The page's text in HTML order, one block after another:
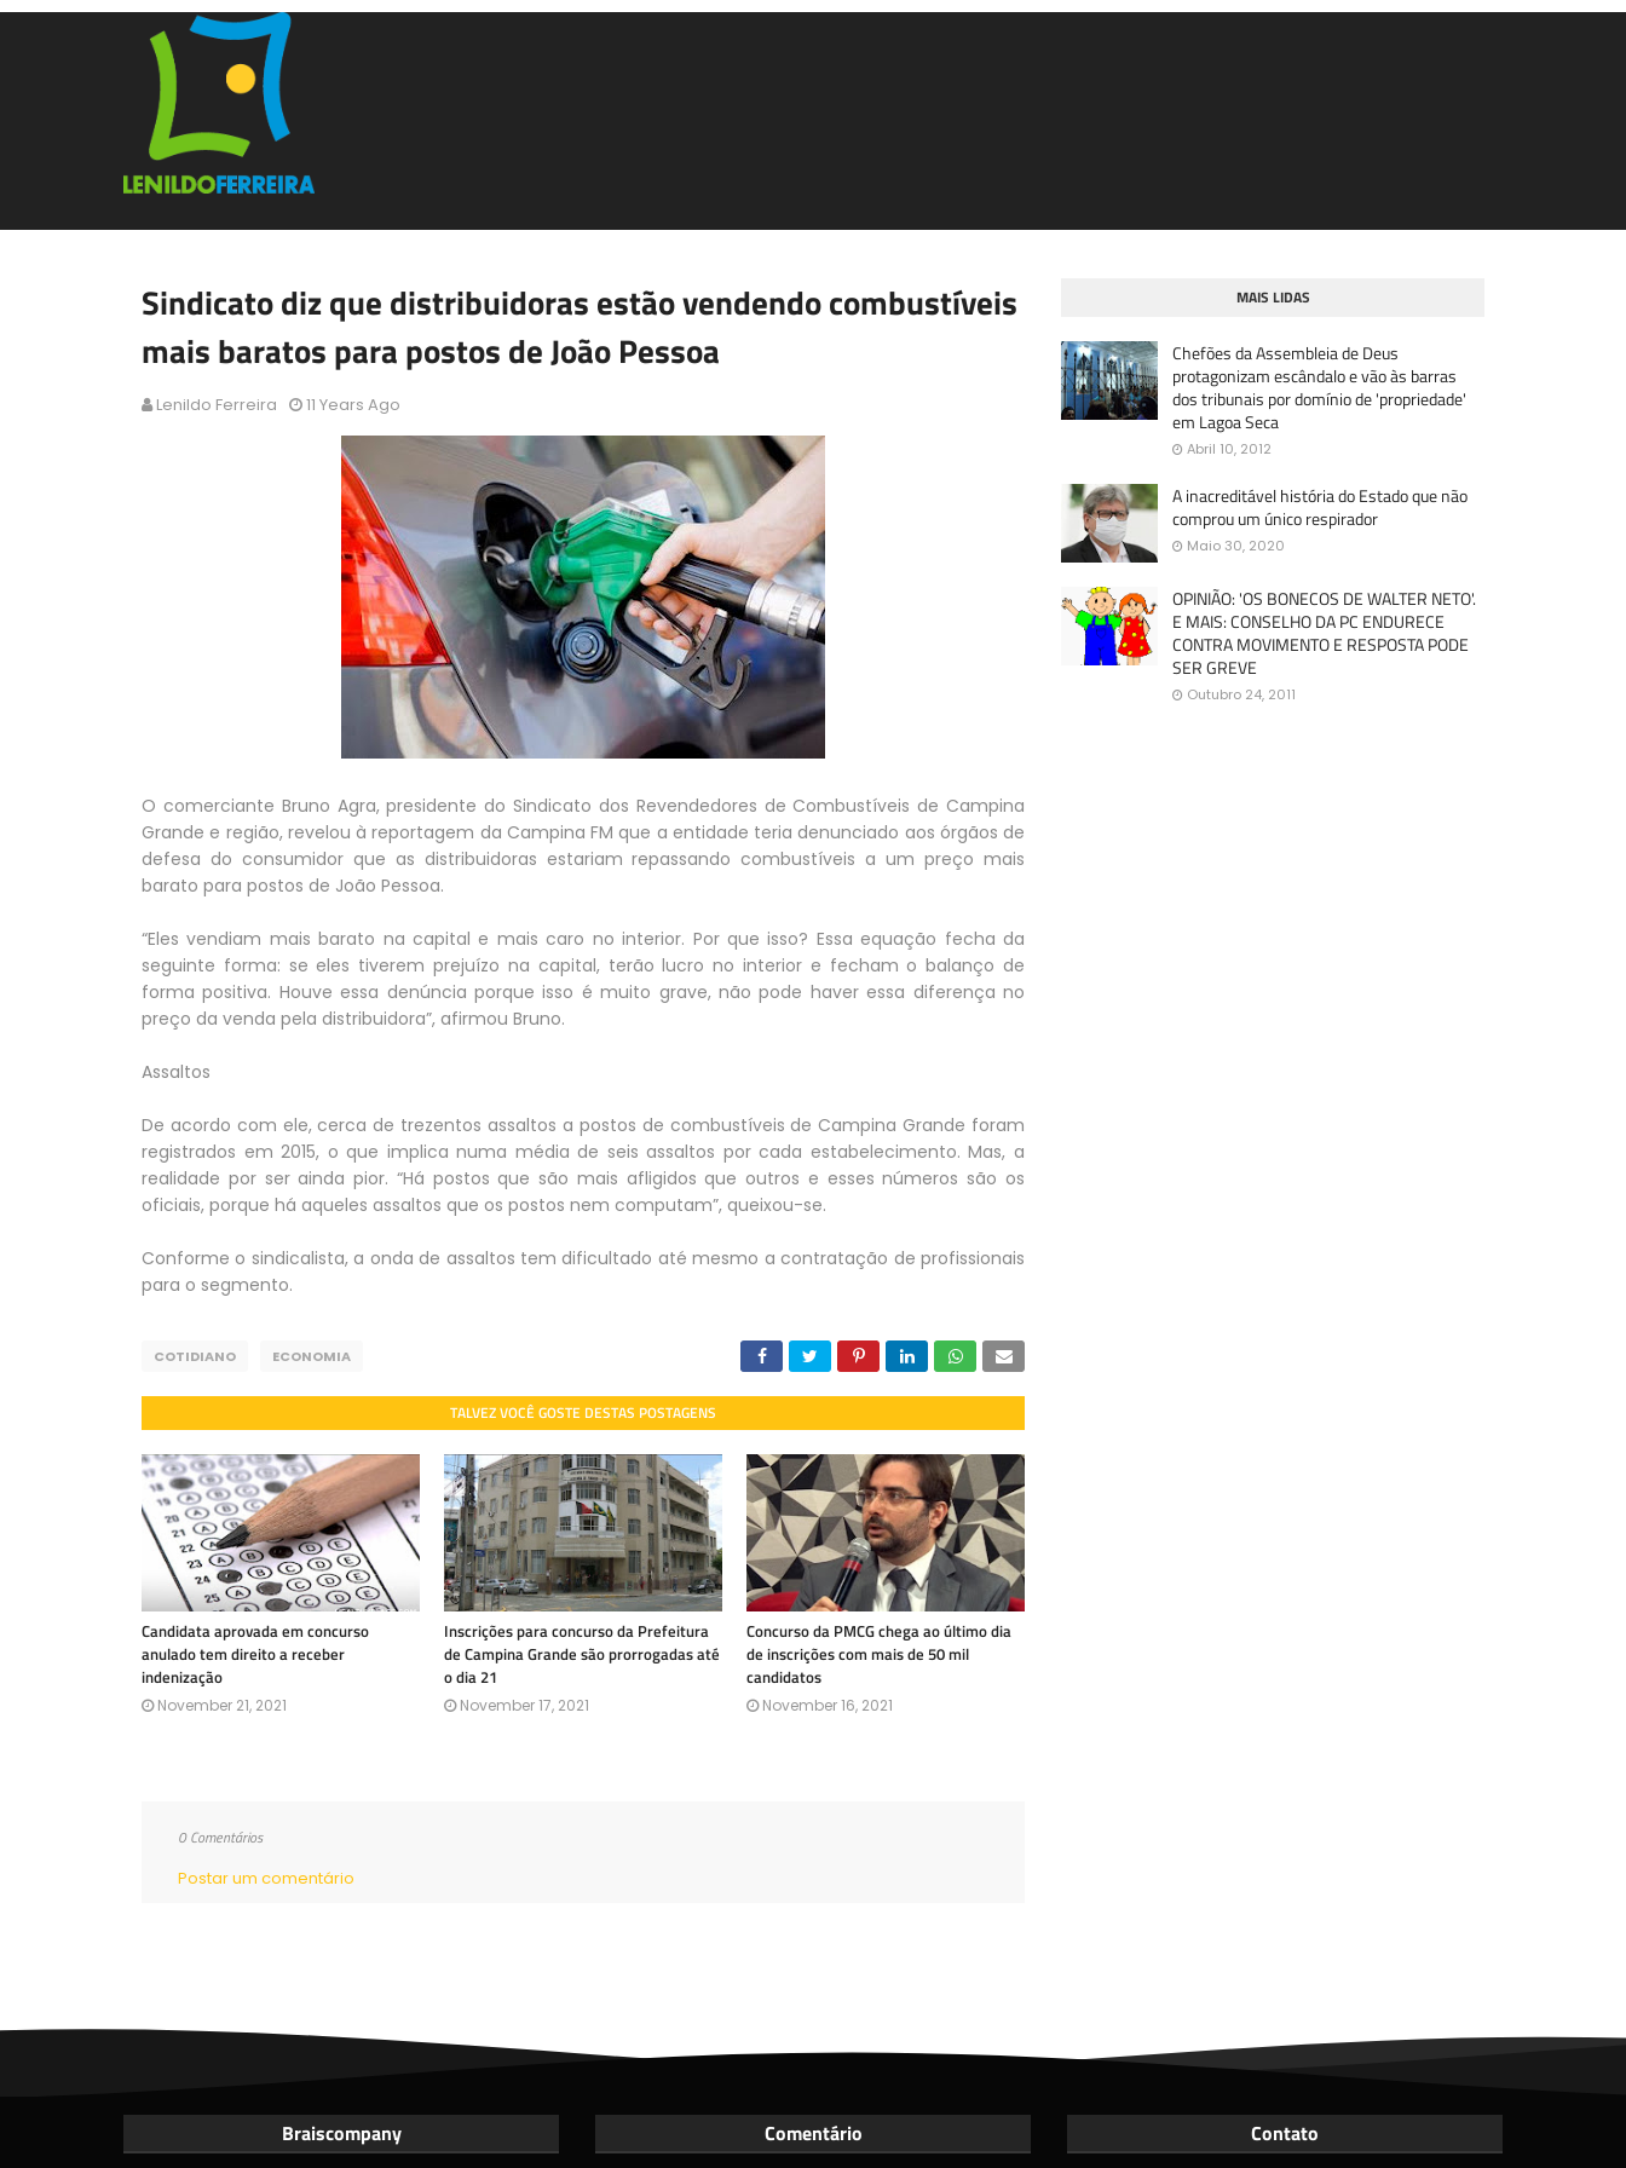
Sindicato diz que distribuidoras estão vendendo combustíveis
mais baratos para postos de João Pessoa
Lenildo Ferreira 11 Years Ago
O comerciante Bruno Agra, presidente do Sindicato dos Revendedores de Combustíveis de Campina
Grande e região, revelou à reportagem da Campina FM que a entidade teria denunciado aos órgãos de
defesa do consumidor que as distribuidoras estariam repassando combustíveis a um preço mais
barato para postos de João Pessoa.
“Eles vendiam mais barato na capital e mais caro no interior. Por que isso? Essa equação fecha da
seguinte forma: se eles tiverem prejuízo na capital, terão lucro no interior e fecham o balanço de
forma positiva. Houve essa denúncia porque isso é muito grave, não pode haver essa diferença no
preço da venda pela distribuidora”, afirmou Bruno.
Assaltos
De acordo com ele, cerca de trezentos assaltos a postos de combustíveis de Campina Grande foram
registrados em 2015, o que implica numa média de seis assaltos por cada estabelecimento. Mas, a
realidade por ser ainda pior. “Há postos que são mais afligidos que outros e esses números são os
oficiais, porque há aqueles assaltos que os postos nem computam”, queixou-se.
Conforme o sindicalista, a onda de assaltos tem dificultado até mesmo a contratação de profissionais
para o segmento.
COTIDIANO ECONOMIA
TALVEZ VOCÊ GOSTE DESTAS POSTAGENS
Candidata aprovada em concurso
anulado tem direito a receber
indenização
November 21, 2021
Inscrições para concurso da Prefeitura
de Campina Grande são prorrogadas até
o dia 21
November 17, 2021
Concurso da PMCG chega ao último dia
de inscrições com mais de 50 mil
candidatos
November 16, 2021
0 Comentários
Postar um comentário
MAIS LIDAS
Chefões da Assembleia de Deus
protagonizam escândalo e vão às barras
dos tribunais por domínio de 'propriedade'
em Lagoa Seca
Abril 10, 2012
A inacreditável história do Estado que não
comprou um único respirador
Maio 30, 2020
OPINIÃO: 'OS BONECOS DE WALTER NETO'.
E MAIS: CONSELHO DA PC ENDURECE
CONTRA MOVIMENTO E RESPOSTA PODE
SER GREVE
Outubro 24, 2011
Braiscompany Comentário Contato